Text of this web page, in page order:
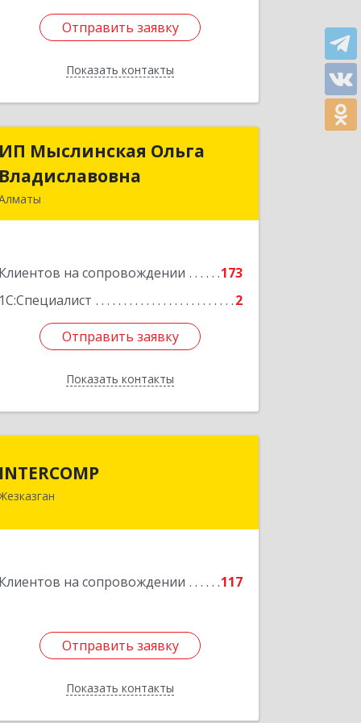
Отправить заявку
Показать контакты
Отправить заявку
Назад
ИП Мыслинская Ольга
Владиславовна
Клиентов на сопровождении
173
1С:Специалист
2
Отправить заявку
Показать контакты
ИП Мыслинская Ольга
Владиславовна
Подробнее
Отправить заявку
Назад
INTERCOMP
Клиентов на сопровождении 117
Отправить заявку
Показать контакты
100600, Республика Казахстан,
Подробнее
Отправить заявку
Назад